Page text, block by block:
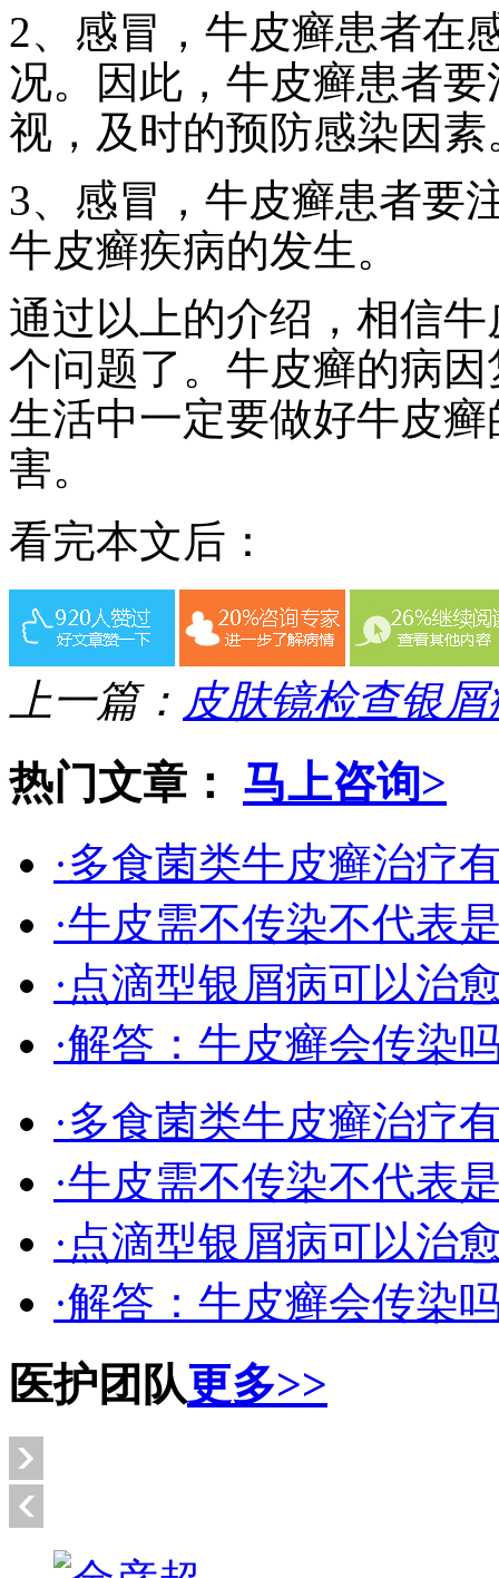
2、感冒，牛皮癣患者在
况。因此，牛皮癣患者
视，及时的预防感染因素
3、感冒，牛皮癣患者要
牛皮癣疾病的发生。
通过以上的介绍，相信
个问题了。牛皮癣的病
生活中一定要做好牛皮
害。
看完本文后：
上一篇： 皮肤镜检查银屑
热门文章： 马上咨询>
·多食菌类牛皮癣治疗
·牛皮需不传染不代表
·点滴型银屑病可以治
·解答：牛皮癣会传染
·多食菌类牛皮癣治疗
·牛皮需不传染不代表
·点滴型银屑病可以治
·解答：牛皮癣会传染
医护团队更多>>